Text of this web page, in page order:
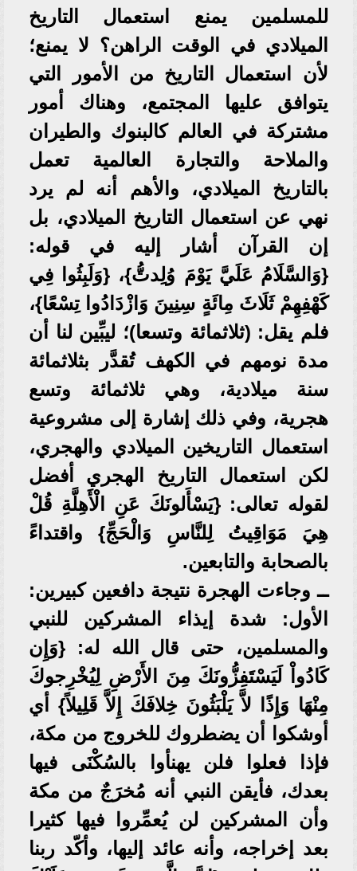
للمسلمين يمنع استعمال التاريخ
الميلادي في الوقت الراهن؟ لا يمنع؛
لأن استعمال التاريخ من الأمور التي
يتوافق عليها المجتمع، وهناك أمور
مشتركة في العالم كالبنوك والطيران
والملاحة والتجارة العالمية تعمل
بالتاريخ الميلادي، والأهم أنه لم يرد
نهي عن استعمال التاريخ الميلادي، بل
إن القرآن أشار إليه في قوله:
{وَالسَّلَامُ عَلَيَّ يَوْمَ وُلِدتُّ}، {وَلَبِثُوا فِي
كَهْفِهِمْ ثَلَاثَ مِائَةٍ سِنِينَ وَازْدَادُوا تِسْعًا}،
فلم يقل: (ثلاثمائة وتسعا)؛ ليبِّين لنا أن
مدة نومهم في الكهف تُقدَّر بثلاثمائة
سنة ميلادية، وهي ثلاثمائة وتسع
هجرية، وفي ذلك إشارة إلى مشروعية
استعمال التاريخين الميلادي والهجري،
لكن استعمال التاريخ الهجري أفضل
لقوله تعالى: {يَسْأَلونَكَ عَنِ الْأَهِلَّةِ قُلْ
هِيَ مَوَاقِيتُ لِلنَّاسِ وَالْحَجِّ} واقتداءً
بالصحابة والتابعين.
ــ وجاءت الهجرة نتيجة دافعين كبيرين:
الأول: شدة إيذاء المشركين للنبي
والمسلمين، حتى قال الله له: {وَإِن
كَادُواْ لَيَسْتَفِزُّونَكَ مِنَ الأَرْضِ لِيُخْرِجوكَ
مِنْهَا وَإِذًا لاَّ يَلْبَثُونَ خِلافَكَ إِلاَّ قَلِيلاً} أي
أوشكوا أن يضطروك للخروج من مكة،
فإذا فعلوا فلن يهنأوا بالسُكْنَى فيها
بعدك، فأيقن النبي أنه مُخرَجٌ من مكة
وأن المشركين لن يُعمِّروا فيها كثيرا
بعد إخراجه، وأنه عائد إليها، وأكّد ربنا